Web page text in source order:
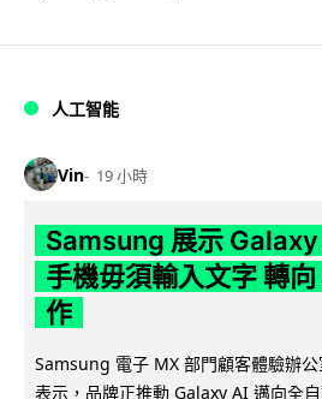
人工智能
Vin 19 小時
Samsung 展示
手機毋須輸入文字 轉
作
Samsung 電子 MX 部門顧客體驗辦
表示，品牌正推動 Galaxy AI 邁向全